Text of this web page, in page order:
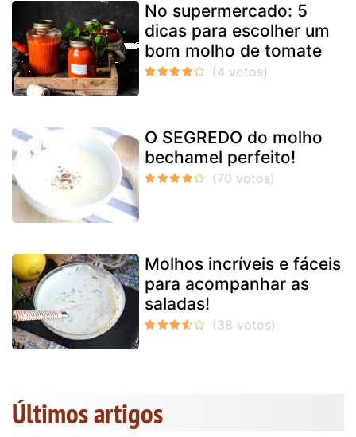
No supermercado: 5
dicas para escolher um
bom molho de tomate
O SEGREDO do molho
bechamel perfeito!
Molhos incríveis e fáceis
para acompanhar as
saladas!
Últimos artigos